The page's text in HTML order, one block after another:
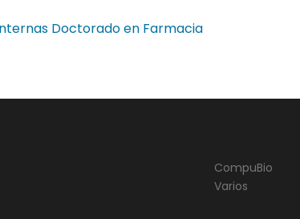
Doctorado en Farmacia
CompuBio
Varios